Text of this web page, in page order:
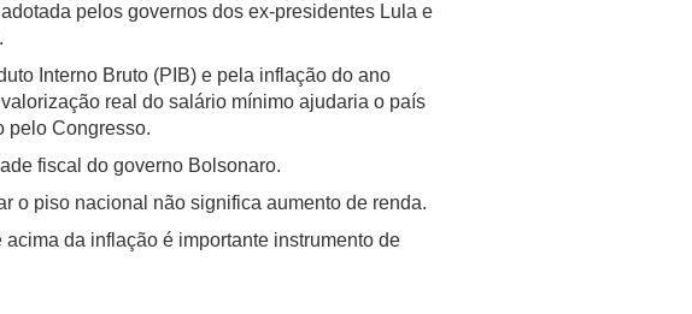
pelos governos dos ex-presidentes Lula e
Interno Bruto (PIB) e pela inflação do ano
real do salário mínimo ajudaria o país
pelo Congresso.
fiscal do governo Bolsonaro.
o piso nacional não significa aumento de renda.
da inflação é importante instrumento de